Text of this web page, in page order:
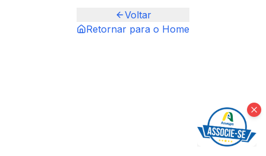
Voltar
Retornar para o Home